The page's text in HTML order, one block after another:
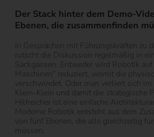
Der Stack hinter dem Demo-
Ebenen, die zusammenfinden
In Gesprächen mit Führungskräften zu
rutscht die Diskussion regelmäßig in
Sackgassen. Entweder wird Robotik
Maschinen“ reduziert, womit die
verschwindet. Oder man verliert sich im
Klein-Klein und damit die strategische
Hilfreicher ist eine einfache
Moderne Robotik entsteht aus dem
von fünf Ebenen, die alle gleichzeitig
müssen.